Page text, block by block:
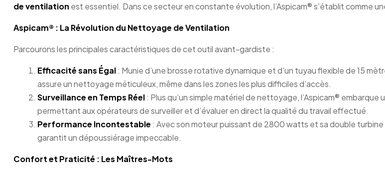
de ventilation est essentiel. Dans ce secteur en constante évolution, l’Aspicam® s’établit comme
Aspicam® : La Révolution du Nettoyage de Ventilation
Parcourons les principales caractéristiques de cet outil avant-gardiste :
Efficacité sans Égal: Munie d’une brosse rotative dynamique et d’un tuyau flexible de 15
assure un nettoyage méticuleux, même dans les zones les plus difficiles d’accès.
Surveillance en Temps Réel: Plus qu’un simple matériel de nettoyage, l’Aspicam® embarque
permettant aux opérateurs de surveiller et d’évaluer en direct la qualité du travail effectué.
Performance Incontestable : Avec son moteur puissant de 2800 watts et sa double turbine
garantit un dépoussiérage impeccable.
Confort et Praticité : Les Maîtres-Mots